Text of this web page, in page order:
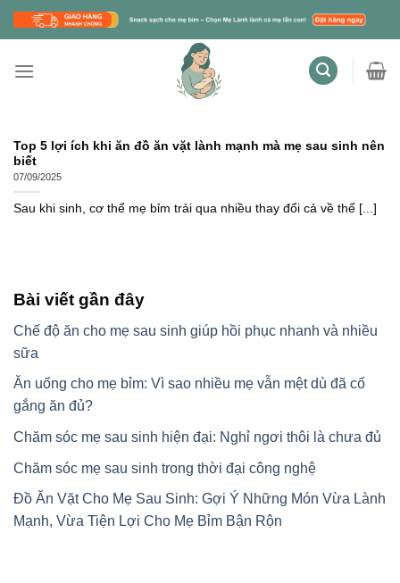
Skip
Top 5 lợi ích khi ăn đồ ăn vặt lành mạnh mà mẹ sau sinh nên
biết
07/09/2025
Sau khi sinh, cơ thể mẹ bỉm trải qua nhiều thay đổi cả về thể [...]
Bài viết gần đây
Chế độ ăn cho mẹ sau sinh giúp hồi phục nhanh và nhiều
sữa
Ăn uống cho mẹ bỉm: Vì sao nhiều mẹ vẫn mệt dù đã cố
gắng ăn đủ?
Chăm sóc mẹ sau sinh hiện đại: Nghỉ ngơi thôi là chưa đủ
Chăm sóc mẹ sau sinh trong thời đại công nghệ
Đồ Ăn Vặt Cho Mẹ Sau Sinh: Gợi Ý Những Món Vừa Lành
Mạnh, Vừa Tiện Lợi Cho Mẹ Bỉm Bận Rộn